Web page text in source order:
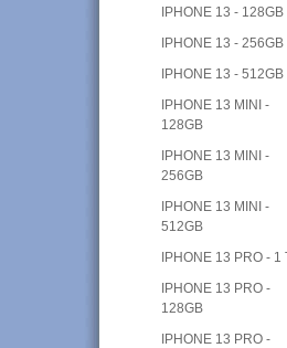
IPHONE 13 - 128GB
IPHONE 13 - 256GB
IPHONE 13 - 512GB
IPHONE 13 MINI -
128GB
IPHONE 13 MINI -
256GB
IPHONE 13 MINI -
512GB
IPHONE 13 PRO - 1
IPHONE 13 PRO -
128GB
IPHONE 13 PRO -